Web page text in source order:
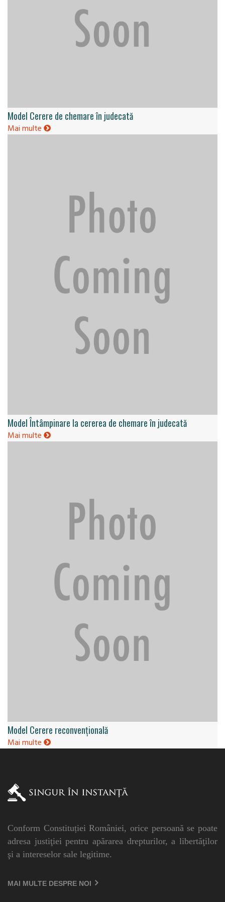
Model Cerere de chemare în judecată
Mai multe
Model Întâmpinare la cererea de chemare în judecată
Mai multe
Model Cerere reconvențională
Mai multe
Conform Constituției României, orice persoană se poate
adresa justiţiei pentru apărarea drepturilor, a libertăţilor
şi a intereselor sale legitime.
MAI MULTE DESPRE NOI